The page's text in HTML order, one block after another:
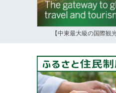
【中東最大級の国際観